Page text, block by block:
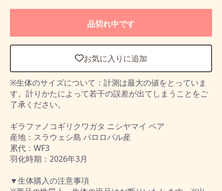
品切れ中です
お気に入りに追加
※生体のサイズについて：計測は最大の値をとっていま
す。計りかたによって若干の誤差が出てしまうことをご
了承ください。
ギラファノコギリクワガタ ニシヤマイ ペア
産地：スラウェシ島 パロロパル産
累代：WF3
羽化時期：2026年3月
▼生体購入の注意事項